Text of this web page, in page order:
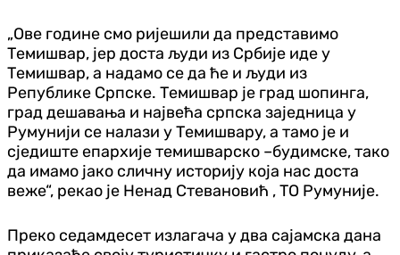
„Ове године смо ријешили да представимо
Темишвар, јер доста људи из Србије иде у
Темишвар, а надамо се да ће и људи из
Републике Српске. Темишвар је град шопинга,
град дешавања и највећа српска заједница у
Румунији се налази у Темишвару, а тамо је и
сједиште епархије темишварско –будимске, тако
да имамо јако сличну историју која нас доста
веже“, рекао је Ненад Стевановић , ТО Румуније.
Преко седамдесет излагача у два сајамска дана